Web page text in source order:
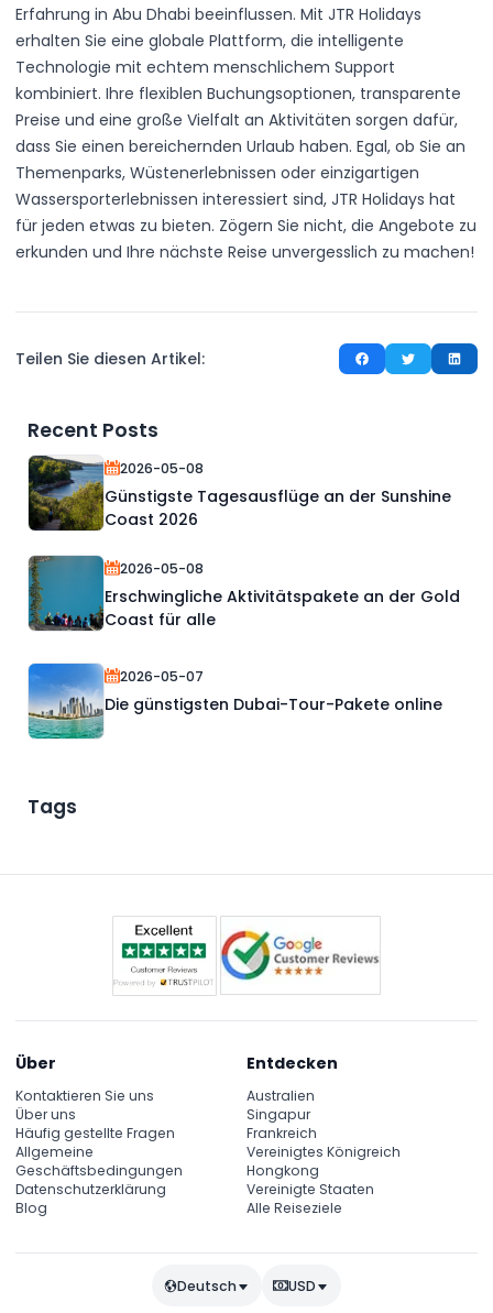
Erfahrung in Abu Dhabi beeinflussen. Mit JTR Holidays
erhalten Sie eine globale Plattform, die intelligente
Technologie mit echtem menschlichem Support
kombiniert. Ihre flexiblen Buchungsoptionen, transparente
Preise und eine große Vielfalt an Aktivitäten sorgen dafür,
dass Sie einen bereichernden Urlaub haben. Egal, ob Sie an
Themenparks, Wüstenerlebnissen oder einzigartigen
Wassersporterlebnissen interessiert sind, JTR Holidays hat
für jeden etwas zu bieten. Zögern Sie nicht, die Angebote zu
erkunden und Ihre nächste Reise unvergesslich zu machen!
Teilen Sie diesen Artikel:
Recent Posts
2026-05-08
Günstigste Tagesausflüge an der Sunshine
Coast 2026
2026-05-08
Erschwingliche Aktivitätspakete an der Gold
Coast für alle
2026-05-07
Die günstigsten Dubai-Tour-Pakete online
Tags
Über
Kontaktieren Sie uns
Über uns
Häufig gestellte Fragen
Allgemeine
Geschäftsbedingungen
Datenschutzerklärung
Blog
Entdecken
Australien
Singapur
Frankreich
Vereinigtes Königreich
Hongkong
Vereinigte Staaten
Alle Reiseziele
Deutsch USD